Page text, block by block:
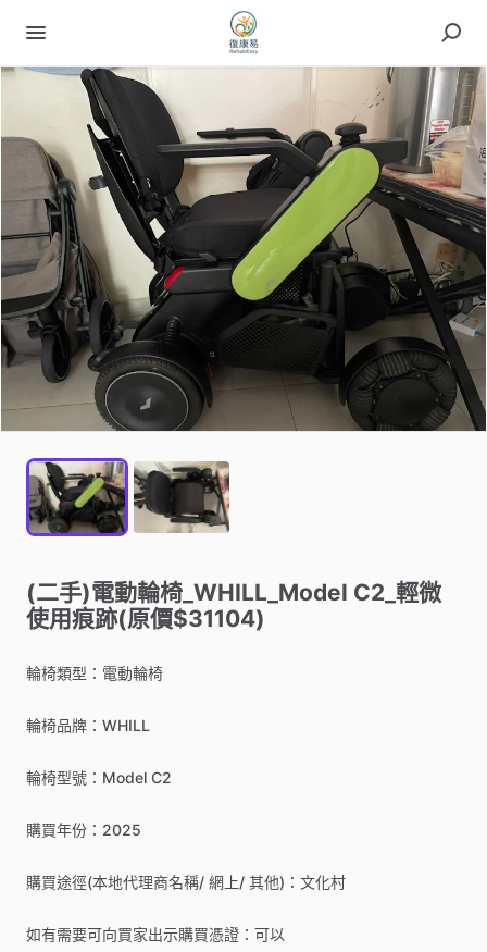
(二手)電動輪椅_WHILL_Model C2_輕微
使用痕跡(原價$31104)
輪椅類型：電動輪椅
輪椅品牌：WHILL
輪椅型號：Model C2
購買年份：2025
購買途徑(本地代理商名稱​/​ 網上​/​ 其他)：文化村
如有需要可向買家出示購買憑證：可以